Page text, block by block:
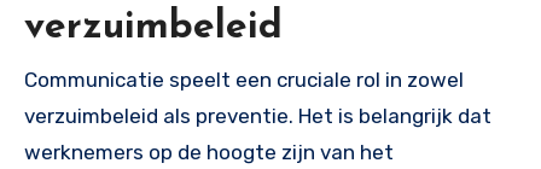
verzuimbeleid
Communicatie speelt een cruciale rol in zowel
verzuimbeleid als preventie. Het is belangrijk dat
werknemers op de hoogte zijn van het